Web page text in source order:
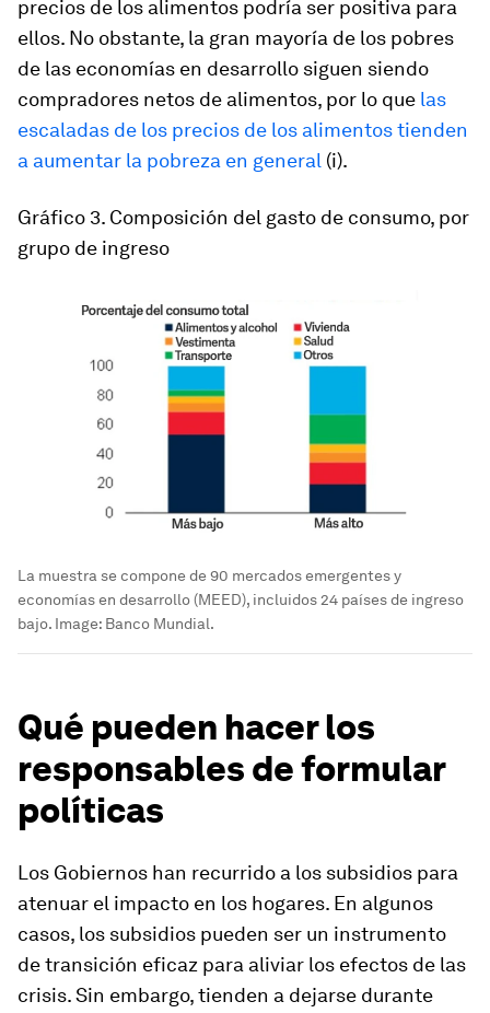
precios de los alimentos podría ser positiva para
ellos. No obstante, la gran mayoría de los pobres
de las economías en desarrollo siguen siendo
compradores netos de alimentos, por lo que las
escaladas de los precios de los alimentos tienden
a aumentar la pobreza en general (i).
Gráfico 3. Composición del gasto de consumo, por
grupo de ingreso
La muestra se compone de 90 mercados emergentes y
economías en desarrollo (MEED), incluidos 24 países de ingreso
bajo. Image: Banco Mundial.
Qué pueden hacer los
responsables de formular
políticas
Los Gobiernos han recurrido a los subsidios para
atenuar el impacto en los hogares. En algunos
casos, los subsidios pueden ser un instrumento
de transición eficaz para aliviar los efectos de las
crisis. Sin embargo, tienden a dejarse durante